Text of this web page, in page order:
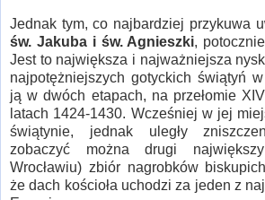
Jednak tym, co najbardziej przykuwa
św. Jakuba i św. Agnieszki,
Jest to największa i najważniejsza
najpotężniejszych gotyckich świątyń
ją w dwóch etapach, na przełomie
latach 1424-1430. Wcześniej w jej
świątynie, jednak uległy
zobaczyć można drugi
Wrocławiu) zbiór nagrobków
że dach kościoła uchodzi za jeden z